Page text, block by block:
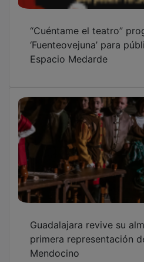
‘Fuenteovejuna’ para
Espacio Medarde
primera representación
Mendocino